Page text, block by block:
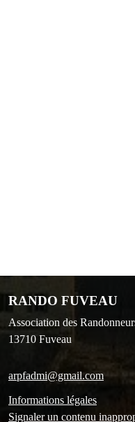
RANDO FUVEAU
Association des
13710 Fuveau
arpfadmi@gmail.com
Informations légales
Signaler un contenu